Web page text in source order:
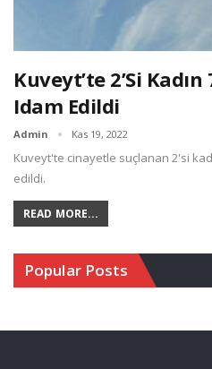
Kuveyt’te 2’si
Idam Edildi
Admin Kas 19, 2022
Kuveyt'te cinayetle suçlanan 2'si
edildi.
READ MORE...
Popular Posts